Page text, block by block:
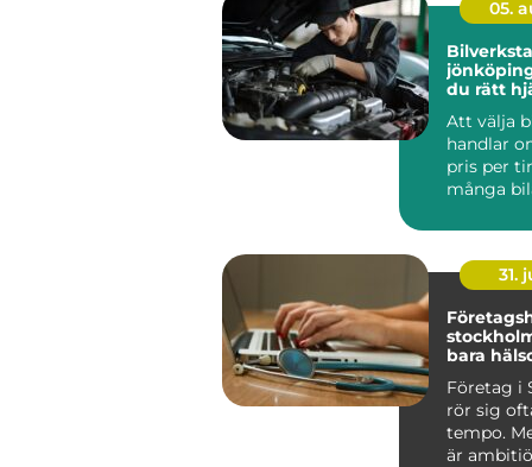
05.
jönköping så
du rätt
Att välja
handlar
pris per
många
sna...
31.
stockholm mer
bara
Företag i
rör sig
tempo.
är